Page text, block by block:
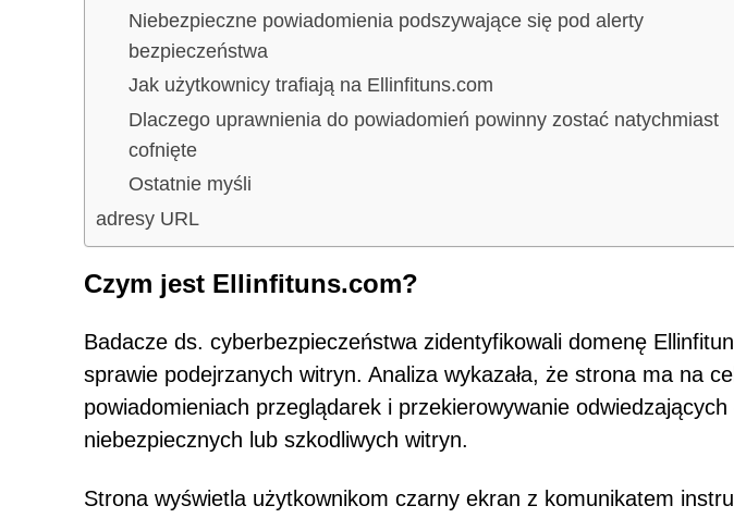
Niebezpieczne powiadomienia podszywające się pod alerty
bezpieczeństwa
Jak użytkownicy trafiają na Ellinfituns.com
Dlaczego uprawnienia do powiadomień powinny zostać natychmiast
cofnięte
Ostatnie myśli
adresy URL
Czym jest Ellinfituns.com?
Badacze ds. cyberbezpieczeństwa zidentyfikowali domenę
sprawie podejrzanych witryn. Analiza wykazała, że strona ma na
powiadomieniach przeglądarek i przekierowywanie
niebezpiecznych lub szkodliwych witryn.
Strona wyświetla użytkownikom czarny ekran z komunikatem